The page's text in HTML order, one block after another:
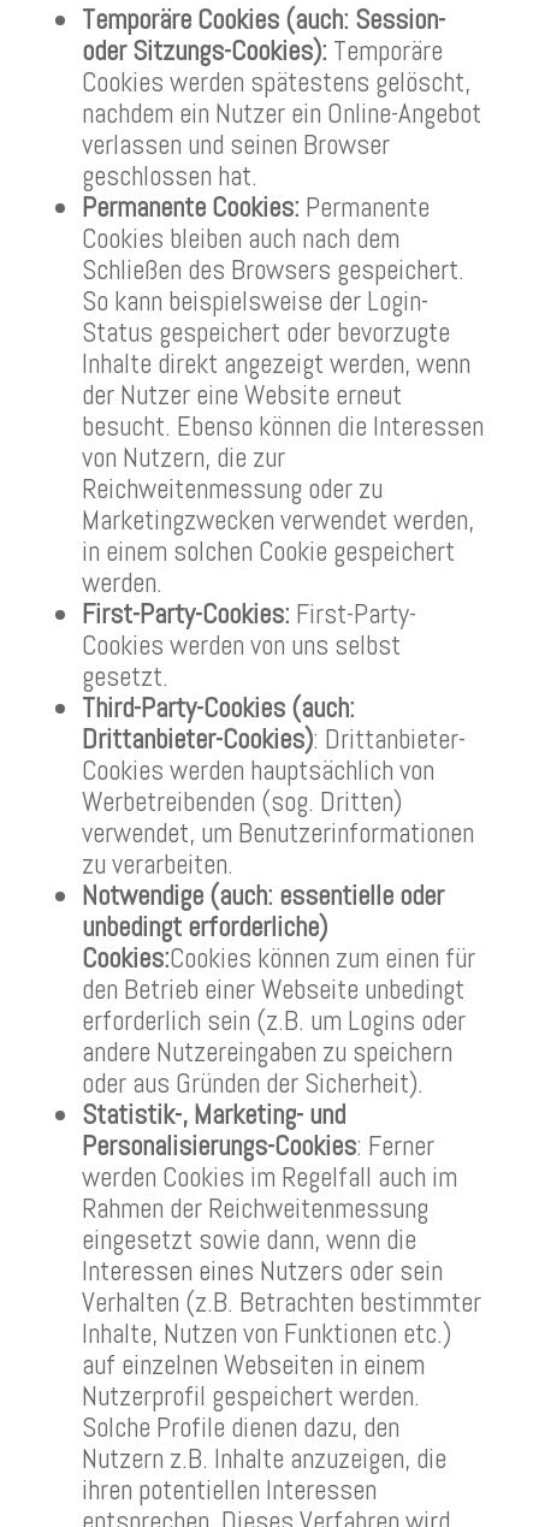
Temporäre Cookies (auch: Session-
oder Sitzungs-Cookies): Temporäre
Cookies werden spätestens gelöscht,
nachdem ein Nutzer ein Online-Angebot
verlassen und seinen Browser
geschlossen hat.
Permanente Cookies: Permanente
Cookies bleiben auch nach dem
Schließen des Browsers gespeichert.
So kann beispielsweise der Login-
Status gespeichert oder bevorzugte
Inhalte direkt angezeigt werden, wenn
der Nutzer eine Website erneut
besucht. Ebenso können die Interessen
von Nutzern, die zur
Reichweitenmessung oder zu
Marketingzwecken verwendet werden,
in einem solchen Cookie gespeichert
werden.
First-Party-Cookies: First-Party-
Cookies werden von uns selbst
gesetzt.
Third-Party-Cookies (auch:
Drittanbieter-Cookies): Drittanbieter-
Cookies werden hauptsächlich von
Werbetreibenden (sog. Dritten)
verwendet, um Benutzerinformationen
zu verarbeiten.
Notwendige (auch: essentielle oder
unbedingt erforderliche)
Cookies:Cookies können zum einen für
den Betrieb einer Webseite unbedingt
erforderlich sein (z.B. um Logins oder
andere Nutzereingaben zu speichern
oder aus Gründen der Sicherheit).
Statistik-, Marketing- und
Personalisierungs-Cookies: Ferner
werden Cookies im Regelfall auch im
Rahmen der Reichweitenmessung
eingesetzt sowie dann, wenn die
Interessen eines Nutzers oder sein
Verhalten (z.B. Betrachten bestimmter
Inhalte, Nutzen von Funktionen etc.)
auf einzelnen Webseiten in einem
Nutzerprofil gespeichert werden.
Solche Profile dienen dazu, den
Nutzern z.B. Inhalte anzuzeigen, die
ihren potentiellen Interessen